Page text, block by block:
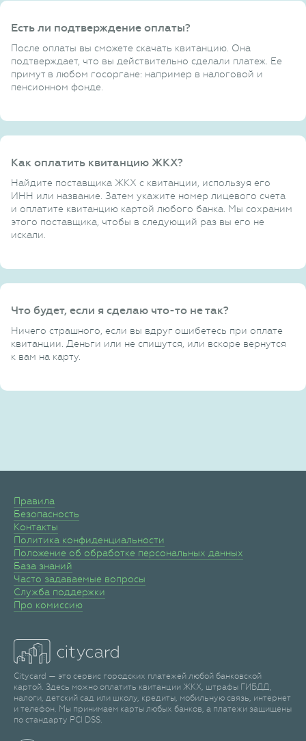
Есть ли подтверждение оплаты?
После оплаты вы сможете скачать квитанцию. Она
подтверждает, что вы действительно сделали платеж. Ее
примут в любом госоргане: например в налоговой и
пенсионном фонде.
Как оплатить квитанцию ЖКХ?
Найдите поставщика ЖКХ с квитанции, используя его
ИНН или название. Затем укажите номер лицевого счета
и оплатите квитанцию картой любого банка. Мы сохраним
этого поставщика, чтобы в следующий раз вы его не
искали.
Что будет, если я сделаю что-то не так?
Ничего страшного, если вы вдруг ошибетесь при оплате
квитанции. Деньги или не спишутся, или вскоре вернутся
к вам на карту.
Правила
Безопасность
Контакты
Политика конфиденциальности
Положение об обработке персональных данных
База знаний
Часто задаваемые вопросы
Служба поддержки
Про комиссию
Citycard — это сервис городских платежей любой банковской
картой. Здесь можно оплатить квитанции ЖКХ, штрафы ГИБДД,
налоги, детский сад или школу, кредиты, мобильную связь, интернет
и телефон. Мы принимаем карты любых банков, а платежи защищены
по стандарту PCI DSS.